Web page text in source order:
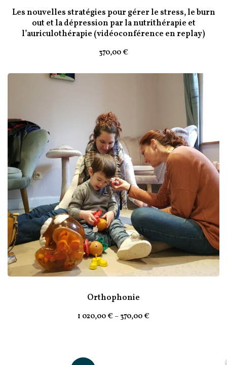
Les nouvelles stratégies pour gérer le stress, le burn
out et la dépression par la nutrithérapie et
l’auriculothérapie (vidéoconférence en replay)
370,00€
Orthophonie
370,00€
–
1 020,00€